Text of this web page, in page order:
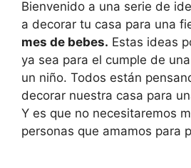
Bienvenido a una serie de
a decorar tu casa para una
mes de bebes. Estas ideas
ya sea para el cumple de
un niño. Todos están
decorar nuestra casa para
Y es que no necesitaremos
personas que amamos para